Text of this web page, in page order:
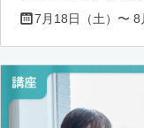
7月18日（土）〜